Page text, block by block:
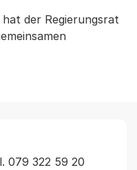
der Regierungsrat
079 322 59 20